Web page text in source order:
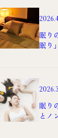
眠り
眠り」
眠り
とノ